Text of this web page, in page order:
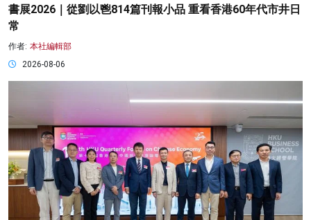
書展2026｜從劉以鬯814篇刊報小品 重看香港60年代市井日
常
作者: 本社編輯部
2026-08-06